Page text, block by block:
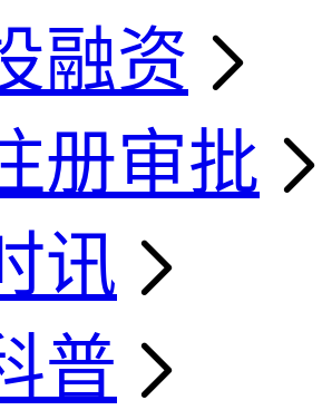
融资
册审批
讯
普